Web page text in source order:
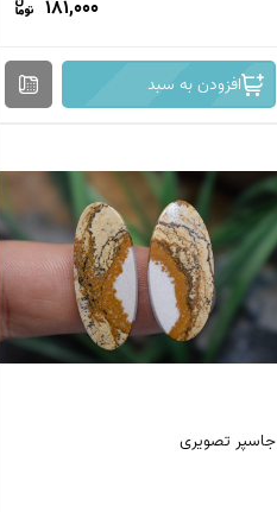
181,000
افزودن به سبد
جاسپر تصویری